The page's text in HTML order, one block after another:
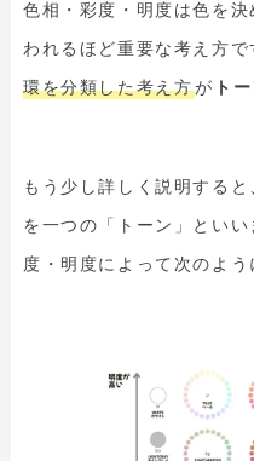
色相・彩度・明度は色を
われるほど重要な考え方で
環を分類した考え方が ト
もう少し詳しく説明すると
を一つの「トーン」とい
度・明度によって次のよう